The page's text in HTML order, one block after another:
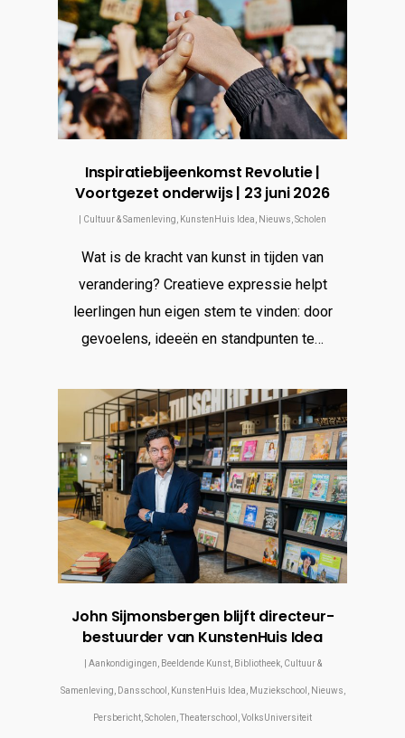
Inspiratiebijeenkomst Revolutie |
Voortgezet onderwijs | 23 juni 2026
Cultuur & Samenleving KunstenHuis Idea Nieuws Scholen
Wat is de kracht van kunst in tijden van
verandering? Creatieve expressie helpt
leerlingen hun eigen stem te vinden: door
gevoelens, ideeën en standpunten te…
John Sijmonsbergen blijft directeur-
bestuurder van KunstenHuis Idea
Aankondigingen Beeldende Kunst, Bibliotheek, Cultuur &
Samenleving Dansschool KunstenHuis Idea Muziekschool Nieuws
Persbericht Scholen Theaterschool VolksUniversiteit